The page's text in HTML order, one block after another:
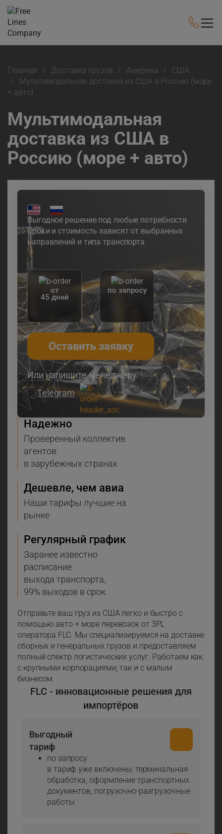
Главная Доставка грузов Америка
США
Мультимодальная доставка из США в Россию (море
+ авто)
Мультимодальная
доставка из США в
Россию (море + авто)
Выгодное решение под любые потребности
Сроки и стоимость зависят от выбранных
направлений и типа транспорта
от
45 дней
по запросу
Оставить заявку
Или напишите менеджеру
Telegram
Надежно
Проверенный коллектив
агентов
в зарубежных странах
Дешевле, чем авиа
Наши тарифы лучшие на
рынке
Регулярный график
Заранее известно
расписание
выхода транспорта,
99% выходов в срок
Отправьте ваш груз из США легко и быстро с
помощью авто + море перевозок от 3PL
оператора FLC. Мы специализируемся на доставке
сборных и генеральных грузов и предоставляем
полный спектр логистических услуг. Работаем как
с крупными корпорациями, так и с малым
бизнесом.
FLC - инновационные решения для
импортёров
Выгодный
тариф
по запросу
в тариф уже включены: терминальная
обработка, оформление транспортных
документов, погрузочно-разгрузочные
работы